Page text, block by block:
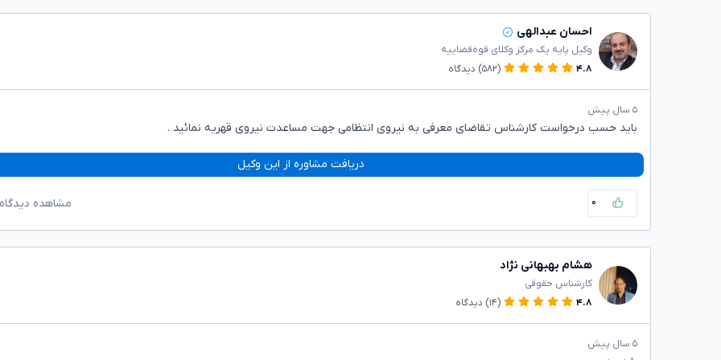
احسان عبدالهی
وکیل پایه یک مرکز وکلای قوه‌قضاییه
۴.۸
(۵۸۲) دیدگاه
۵ سال پیش
باید حسب درخواست کارشناس تقاضای معرفی به نیروی انتظامی جهت مساعدت نیروی قهریه نمائید .
دریافت مشاوره از این وکیل
۰ مشاهده
هشام بهبهانی نژاد
کارشناس حقوقی
۴.۸
(۱۴) دیدگاه
۵ سال پیش